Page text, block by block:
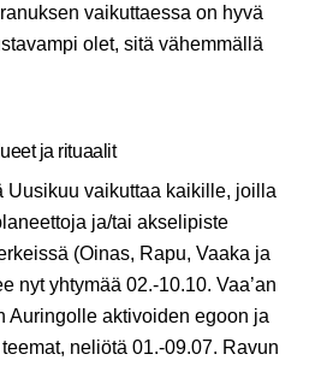
vaikuttaessa on hyvä
olet, sitä vähemmällä
ja rituaalit
Uusikuu vaikuttaa kaikille, joilla
ja/tai akselipiste
(Oinas, Rapu, Vaaka ja
nyt yhtymää 02.-10.10. Vaa’an
Auringolle aktivoiden egoon ja
neliötä 01.-09.07. Ravun